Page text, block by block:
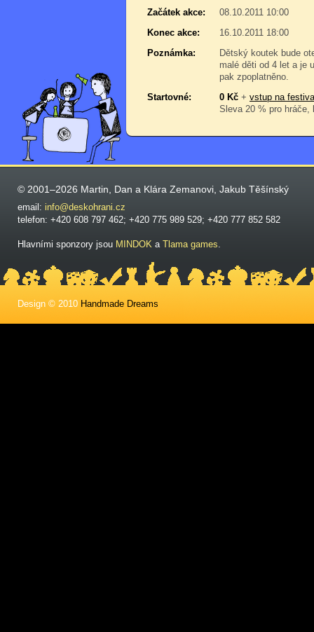
Začátek akce:
08.10.2011 10:00
Konec akce:
16.10.2011 18:00
Poznámka:
Dětský koutek bude
malé děti od 4 let a je
pak zpoplatněno.
Startovné:
0 Kč + vstup na
Sleva 20 % pro
© 2001–2026 Martin, Dan a Klára Zemanovi, Jakub Těšínský
email: info@deskohrani.cz
telefon: +420 608 797 462; +420 775 989 529; +420 777 852 582
Hlavními sponzory jsou MINDOK a Tlama games.
Design © 2010 Handmade Dreams